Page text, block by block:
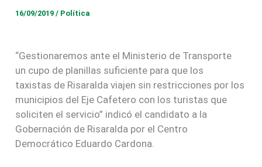
16/09/2019/ Política
“Gestionaremos ante el Ministerio de Transporte
un cupo de planillas suficiente para que los
taxistas de Risaralda viajen sin restricciones por los
municipios del Eje Cafetero con los turistas que
soliciten el servicio” indicó el candidato a la
Gobernación de Risaralda por el Centro
Democrático Eduardo Cardona.